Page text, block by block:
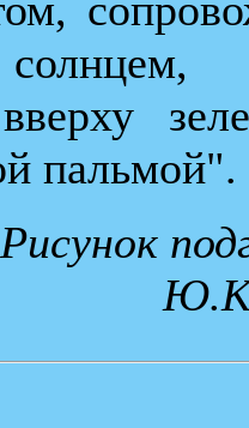
пальмой".
Рисунок